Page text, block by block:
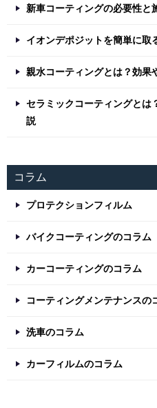
新車コーティングの必要性と
イオンデポジットを簡単に取
親水コーティングとは？効果
セラミックコーティングとは
説
コラム
プロテクションフィルム
バイクコーティングのコラム
カーコーティングのコラム
コーティングメンテナンスの
洗車のコラム
カーフィルムのコラム